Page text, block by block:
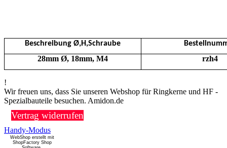
Beschreibung Ø,H,Schraube
28mm Ø, 18mm, M4 rzh4
!
Wir freuen uns, dass Sie unseren Webshop für Ringkerne und HF -
Spezialbauteile besuchen. Amidon.de
Vertrag widerrufen
Handy-Modus
WebShop erstellt mit
ShopFactory Shop